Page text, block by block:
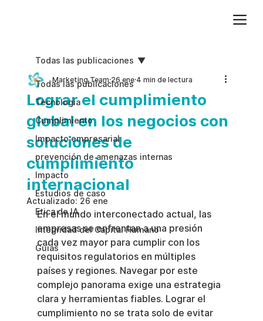
Todas las publicaciones
Tecnologia
Cumplimiento
Impacto empresarial
prevención de amenazas internas
Impacto
Estudios de caso
Etica de IA
Integridad del Capital Humano
Guias
Todas las publicaciones
Lograr el cumplimiento
global en los negocios con
soluciones de
cumplimiento
internacional
Marketing Team 26 ene 4 min de lectura
Actualizado: 26 ene
En el mundo interconectado actual, las
empresas se enfrentan a una presión
cada vez mayor para cumplir con los
requisitos regulatorios en múltiples
países y regiones. Navegar por este
complejo panorama exige una estrategia
clara y herramientas fiables. Lograr el
cumplimiento no se trata solo de evitar